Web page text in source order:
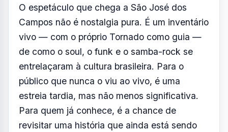
O espetáculo que chega a São José dos
Campos não é nostalgia pura. É um inventário
vivo — com o próprio Tornado como guia —
de como o soul, o funk e o samba-rock se
entrelaçaram à cultura brasileira. Para o
público que nunca o viu ao vivo, é uma
estreia tardia, mas não menos significativa.
Para quem já conhece, é a chance de
revisitar uma história que ainda está sendo